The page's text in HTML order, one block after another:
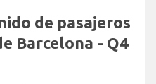
de pasajeros
Barcelona - Q4